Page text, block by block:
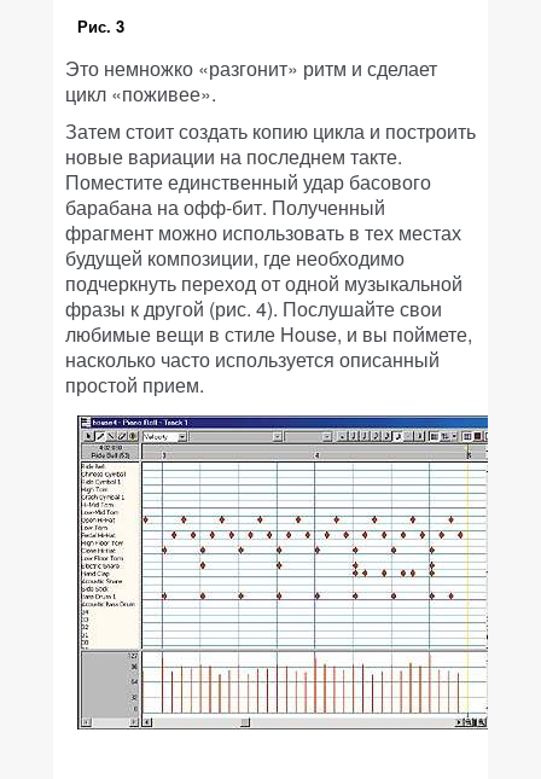
Рис. 3
Это немножко «разгонит» ритм и сделает
цикл «поживее».
Затем стоит создать копию цикла и построить
новые вариации на последнем такте.
Поместите единственный удар басового
барабана на офф-бит. Полученный
фрагмент можно использовать в тех местах
будущей композиции, где необходимо
подчеркнуть переход от одной музыкальной
фразы к другой (рис. 4). Послушайте свои
любимые вещи в стиле House, и вы поймете,
насколько часто используется описанный
простой прием.